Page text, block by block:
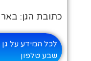
כתובת הגן: באר
לכל המידע על גן
שבע טלפון